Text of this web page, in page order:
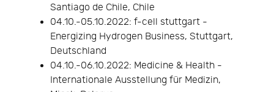
Santiago de Chile, Chile
04.10.-05.10.2022: f-cell stuttgart -
Energizing Hydrogen Business, Stuttgart,
Deutschland
04.10.-06.10.2022: Medicine & Health -
Internationale Ausstellung für Medizin,